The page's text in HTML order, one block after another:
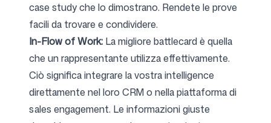
case study che lo dimostrano. Rendete le prove
facili da trovare e condividere.
In-Flow of Work: La migliore battlecard è quella
che un rappresentante utilizza effettivamente.
Ciò significa integrare la vostra intelligence
direttamente nel loro CRM o nella piattaforma di
sales engagement. Le informazioni giuste